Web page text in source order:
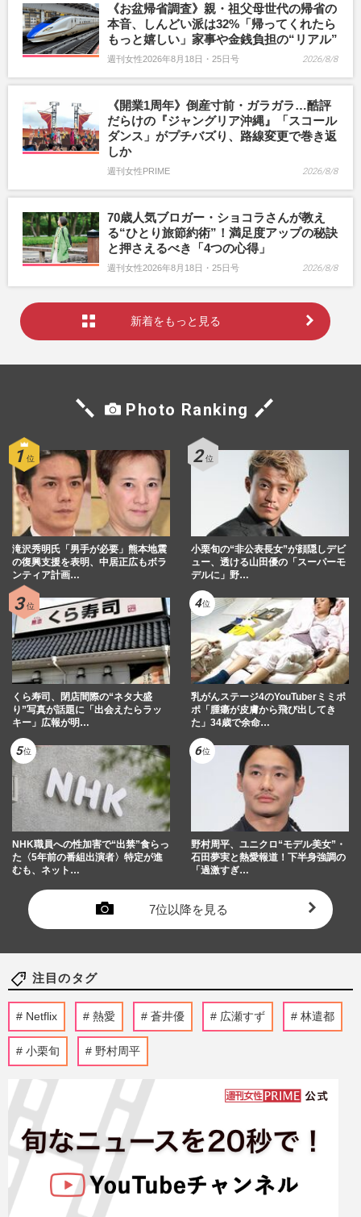
《お盆帰省調査》親・祖父母世代の帰省の
本音、しんどい派は32%「帰ってくれたら
もっと嬉しい」家事や金銭負担の“リアル”
週刊女性2026年8月18日・25日号 2026/8/8
《開業1周年》倒産寸前・ガラガラ…酷評
だらけの『ジャングリア沖縄』「スコール
ダンス」がプチバズり、路線変更で巻き返
しか
週刊女性PRIME 2026/8/8
70歳人気ブロガー・ショコラさんが教え
る“ひとり旅節約術”！満足度アップの秘訣
と押さえるべき「4つの心得」
週刊女性2026年8月18日・25日号 2026/8/8
新着をもっと見る
Photo Ranking
滝沢秀明氏「男手が必要」熊本地震
の復興支援を表明、中居正広もボラ
ンティア計画…
小栗旬の“非公表長女”が顔隠しデビ
ュー、透ける山田優の「スーパーモ
デルに」野…
くら寿司、閉店間際の“ネタ大盛
り”写真が話題に「出会えたらラッ
キー」広報が明…
乳がんステージ4のYouTuberミミポ
ポ「腫瘍が皮膚から飛び出してき
た」34歳で余命…
NHK職員への性加害で“出禁”食らっ
た〈5年前の番組出演者〉特定が進
むも、ネット…
野村周平、ユニクロ“モデル美女”・
石田夢実と熱愛報道！下半身強調の
「過激すぎ…
7位以降を見る
注目のタグ
Netflix 熱愛 蒼井優 広瀬すず 林遣都
小栗旬 野村周平